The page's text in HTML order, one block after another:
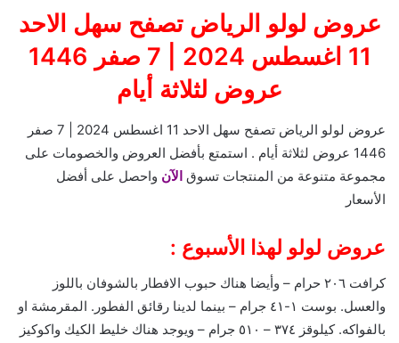
عروض لولو الرياض تصفح سهل الاحد
11 اغسطس 2024 | 7 صفر 1446
عروض لثلاثة أيام
عروض لولو الرياض تصفح سهل الاحد 11 اغسطس 2024 | 7 صفر
1446 عروض لثلاثة أيام . استمتع بأفضل العروض والخصومات على
مجموعة متنوعة من المنتجات تسوق الآن واحصل على أفضل
الأسعار
عروض لولو لهذا الأسبوع :
كرافت ٢٠٦ حرام – وأيضا هناك حبوب الافطار بالشوفان باللوز
والعسل. بوست ١-٤١ جرام – بينما لدينا رقائق الفطور. المقرمشة او
بالفواكه. كيلوقز ٣٧٤ – ٥١٠ جرام – ويوجد هناك خليط الكيك واكوكيز